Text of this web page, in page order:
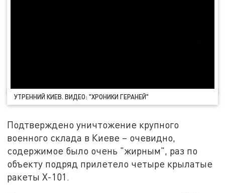
УТРЕННИЙ КИЕВ. ВИДЕО: "ХРОНИКИ ГЕРАНЕЙ"
Подтверждено уничтожение крупного
военного склада в Киеве – очевидно,
содержимое было очень "жирным", раз по
объекту подряд прилетело четыре крылатые
ракеты Х-101.